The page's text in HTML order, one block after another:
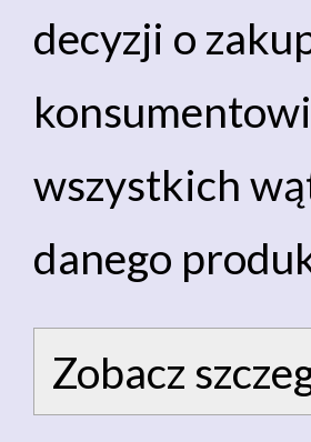
decyzji o
wszystkich
danego
Zobacz